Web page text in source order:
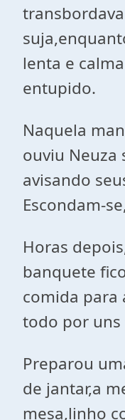
lenta e
entupido.
Naquela
ouviu Neuza
avisando
Escondam-
Horas
banquete
comida
todo por uns
Preparou
de jantar,a
mesa,linho